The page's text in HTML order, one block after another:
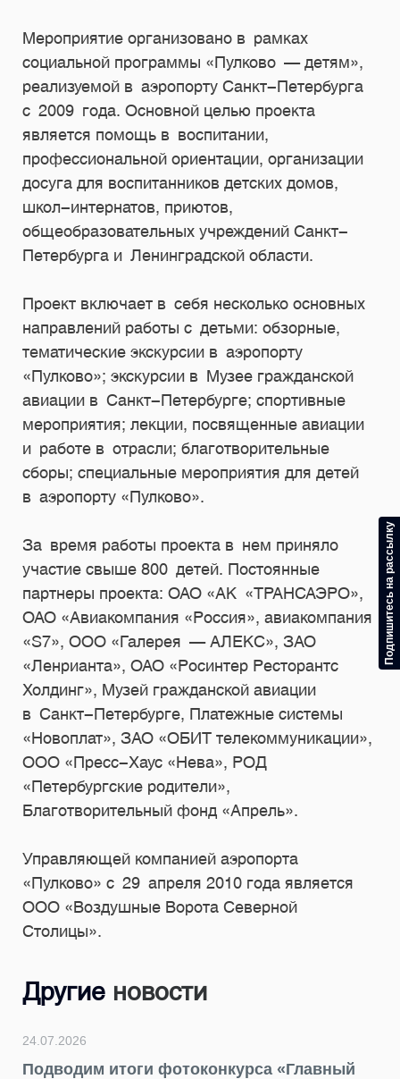
Мероприятие организовано в рамках
социальной программы «Пулково — детям»,
реализуемой в аэропорту Санкт-Петербурга
с 2009 года. Основной целью проекта
является помощь в воспитании,
профессиональной ориентации, организации
досуга для воспитанников детских домов,
школ-интернатов, приютов,
общеобразовательных учреждений Санкт-
Петербурга и Ленинградской области.
Проект включает в себя несколько основных
направлений работы с детьми: обзорные,
тематические экскурсии в аэропорту
«Пулково»; экскурсии в Музее гражданской
авиации в Санкт-Петербурге; спортивные
мероприятия; лекции, посвященные авиации
и работе в отрасли; благотворительные
сборы; специальные мероприятия для детей
в аэропорту «Пулково».
За время работы проекта в нем приняло
участие свыше 800 детей. Постоянные
партнеры проекта: ОАО «АК «ТРАНСАЭРО»,
ОАО «Авиакомпания «Россия», авиакомпания
«S7», ООО «Галерея — АЛЕКС», ЗАО
«Ленрианта», ОАО «Росинтер Ресторантс
Холдинг», Музей гражданской авиации
в Санкт-Петербурге, Платежные системы
«Новоплат», ЗАО «ОБИТ телекоммуникации»,
ООО «Пресс-Хаус «Нева», РОД
«Петербургские родители»,
Благотворительный фонд «Апрель».
Управляющей компанией аэропорта
«Пулково» с 29 апреля 2010 года является
ООО «Воздушные Ворота Северной
Столицы».
Другие новости
24.07.2026
Подводим итоги фотоконкурса «Главный
Подпишитесь на рассылку